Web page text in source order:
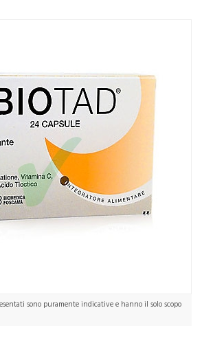
sono puramente indicative e hanno il solo scopo